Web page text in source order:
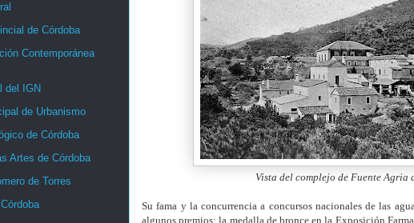
Vista del complejo de Fuente Agria
Su fama y la concurrencia a concursos nacionales de las
algunos premios: la medalla de bronce en la Exposición
de Córdoba
Contemporánea
del IGN
de Urbanismo
de Córdoba
Artes de Córdoba
de Torres